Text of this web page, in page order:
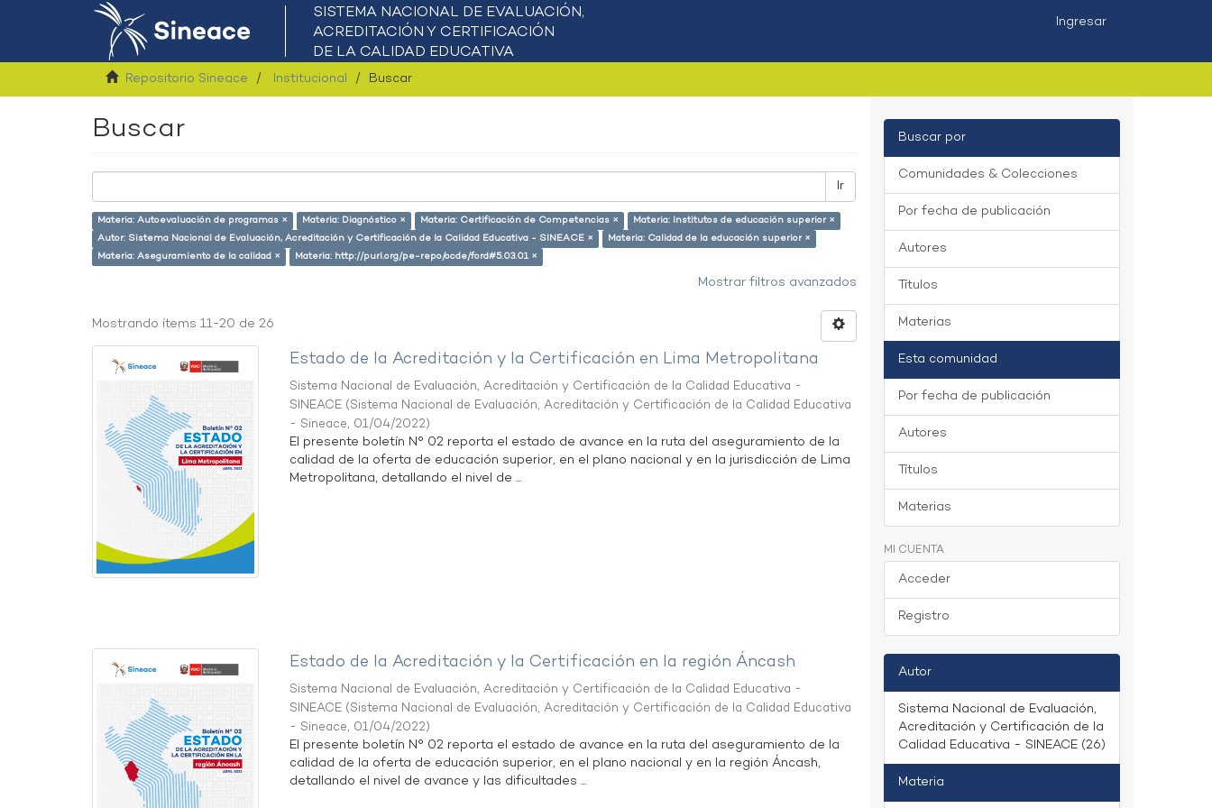
Ingresar
Repositorio Sineace Institucional Buscar
Buscar
Ir
Materia: Autoevaluación de programas × Materia: Diagnóstico × Materia: Certificación de Competencias ×
Materia: Institutos de educación superior ×
Autor: Sistema Nacional de Evaluación, Acreditación y Certificación de la Calidad Educativa - SINEACE ×
Materia: Calidad de la educación superior ×
Materia: Aseguramiento de la calidad ×
Materia: http://purl.org/pe-repo/ocde/ford#5.03.01 ×
Mostrar filtros avanzados
Mostrando ítems 11-20 de 26
Estado de la Acreditación y la Certificación en Lima Metropolitana
Sistema Nacional de Evaluación, Acreditación y Certificación de la Calidad Educativa -
SINEACE (Sistema Nacional de Evaluación, Acreditación y Certificación de la Calidad Educativa
- Sineace, 01/04/2022)
El presente boletín N° 02 reporta el estado de avance en la ruta del aseguramiento de la
calidad de la oferta de educación superior, en el plano nacional y en la jurisdicción de Lima
Metropolitana, detallando el nivel de ...
Estado de la Acreditación y la Certificación en la región Áncash
Sistema Nacional de Evaluación, Acreditación y Certificación de la Calidad Educativa -
SINEACE (Sistema Nacional de Evaluación, Acreditación y Certificación de la Calidad Educativa
- Sineace, 01/04/2022)
El presente boletín N° 02 reporta el estado de avance en la ruta del aseguramiento de la
calidad de la oferta de educación superior, en el plano nacional y en la región Áncash,
detallando el nivel de avance y las dificultades ...
Buscar por
Comunidades & Colecciones
Por fecha de publicación
Autores
Títulos
Materias
Esta comunidad
Por fecha de publicación
Autores
Títulos
Materias
MI CUENTA
Acceder
Registro
Autor
Sistema Nacional de Evaluación,
Acreditación y Certificación de la
Calidad Educativa - SINEACE (26)
Materia